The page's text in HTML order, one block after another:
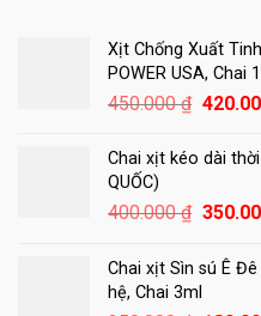
Xịt Chống Xuất
POWER USA, Chai
450.000₫ Giá
là:
Chai xịt kéo dài
QUỐC)
400.000₫ Giá
là:
Chai xịt Sìn sú Ê
hệ, Chai 3ml